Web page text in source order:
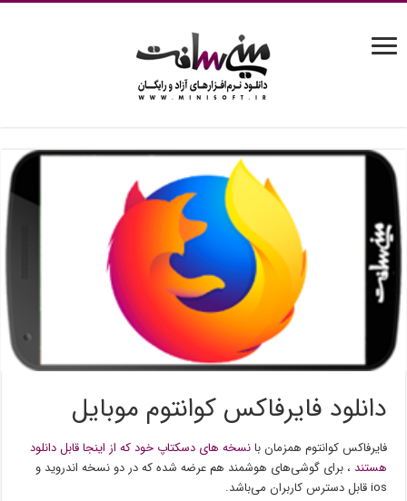
دانلود فایرفاکس کوانتوم موبایل
فایرفاکس کوانتوم همزمان بانسخه های دسکتاپ خود که از اینجا قابل دانلود
هستند ، برای گوشی‌های هوشمند هم عرضه شده که در دو نسخه اندروید و
ios قابل دسترس کاربران می‌باشد.